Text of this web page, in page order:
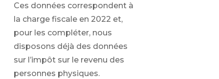
Ces données correspondent à
la charge fiscale en 2022 et,
pour les compléter, nous
disposons déjà des données
sur l’impôt sur le revenu des
personnes physiques.